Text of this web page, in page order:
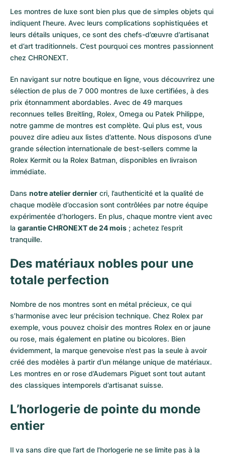
Les montres de luxe sont bien plus que de simples objets qui
indiquent l’heure. Avec leurs complications sophistiquées et
leurs détails uniques, ce sont des chefs-d’œuvre d’artisanat
et d’art traditionnels. C’est pourquoi ces montres passionnent
chez CHRONEXT.
En navigant sur notre boutique en ligne, vous découvrirez une
sélection de plus de 7 000 montres de luxe certifiées, à des
prix étonnamment abordables. Avec de 49 marques
reconnues telles Breitling, Rolex, Omega ou Patek Philippe,
notre gamme de montres est complète. Qui plus est, vous
pouvez dire adieu aux listes d’attente. Nous disposons d’une
grande sélection internationale de best-sellers comme la
Rolex Kermit ou la Rolex Batman, disponibles en livraison
immédiate.
Dans notre atelier dernier cri, l’authenticité et la qualité de
chaque modèle d’occasion sont contrôlées par notre équipe
expérimentée d’horlogers. En plus, chaque montre vient avec
la garantie CHRONEXT de 24 mois ; achetez l’esprit
tranquille.
Des matériaux nobles pour une
totale perfection
Nombre de nos montres sont en métal précieux, ce qui
s’harmonise avec leur précision technique. Chez Rolex par
exemple, vous pouvez choisir des montres Rolex en or jaune
ou rose, mais également en platine ou bicolores. Bien
évidemment, la marque genevoise n’est pas la seule à avoir
créé des modèles à partir d’un mélange unique de matériaux.
Les montres en or rose d’Audemars Piguet sont tout autant
des classiques intemporels d’artisanat suisse.
L’horlogerie de pointe du monde
entier
Il va sans dire que l’art de l’horlogerie ne se limite pas à la